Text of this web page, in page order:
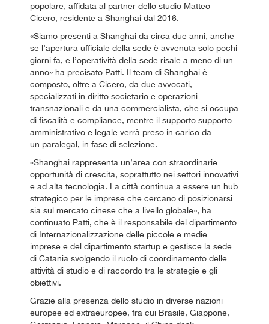
popolare, affidata al partner dello studio Matteo
Cicero, residente a Shanghai dal 2016.
«Siamo presenti a Shanghai da circa due anni, anche
se l’apertura ufficiale della sede è avvenuta solo pochi
giorni fa, e l’operatività della sede risale a meno di un
anno» ha precisato Patti. Il team di Shanghai è
composto, oltre a Cicero, da due avvocati,
specializzati in diritto societario e operazioni
transnazionali e da una commercialista, che si occupa
di fiscalità e compliance, mentre il supporto supporto
amministrativo e legale verrà preso in carico da
un paralegal, in fase di selezione.
«Shanghai rappresenta un’area con straordinarie
opportunità di crescita, soprattutto nei settori innovativi
e ad alta tecnologia. La città continua a essere un hub
strategico per le imprese che cercano di posizionarsi
sia sul mercato cinese che a livello globale», ha
continuato Patti, che è il responsabile del dipartimento
di Internazionalizzazione delle piccole e medie
imprese e del dipartimento startup e gestisce la sede
di Catania svolgendo il ruolo di coordinamento delle
attività di studio e di raccordo tra le strategie e gli
obiettivi.
Grazie alla presenza dello studio in diverse nazioni
europee ed extraeuropee, fra cui Brasile, Giappone,